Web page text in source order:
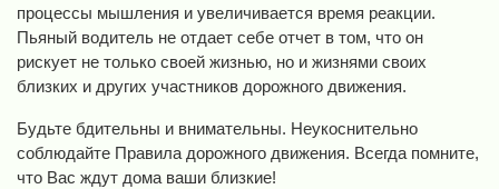
процессы мышления и увеличивается время реакции.
Пьяный водитель не отдает себе отчет в том, что он
рискует не только своей жизнью, но и жизнями своих
близких и других участников дорожного движения.
Будьте бдительны и внимательны. Неукоснительно
соблюдайте Правила дорожного движения. Всегда помните,
что Вас ждут дома ваши близкие!